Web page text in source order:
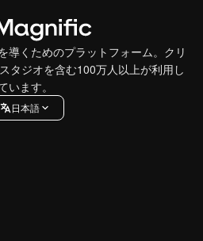
導くためのプラットフォーム。クリ
タジオを含む100万人以上が利用し
います。
日本語